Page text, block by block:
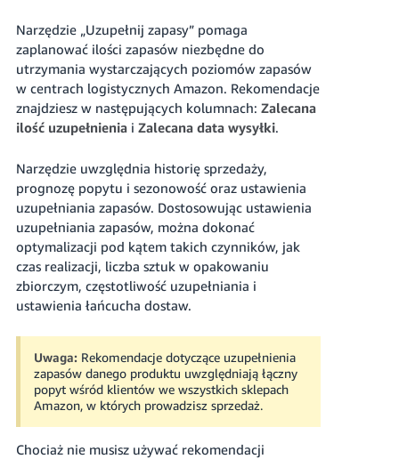
Zarejestruj
się
Narzędzie „Uzupełnij zapasy” pomaga
zaplanować ilości zapasów niezbędne do
utrzymania wystarczających poziomów zapasów
w centrach logistycznych Amazon. Rekomendacje
znajdziesz w następujących kolumnach: Zalecana
ilość uzupełnieniai Zalecana data wysyłki.
Narzędzie uwzględnia historię sprzedaży,
prognozę popytu i sezonowość oraz ustawienia
uzupełniania zapasów. Dostosowując ustawienia
uzupełniania zapasów, można dokonać
optymalizacji pod kątem takich czynników, jak
czas realizacji, liczba sztuk w opakowaniu
zbiorczym, częstotliwość uzupełniania i
ustawienia łańcucha dostaw.
Uwaga: Rekomendacje dotyczące uzupełnienia
zapasów danego produktu uwzględniają łączny
popyt wśród klientów we wszystkich sklepach
Amazon, w których prowadzisz sprzedaż.
Chociaż nie musisz używać rekomendacji